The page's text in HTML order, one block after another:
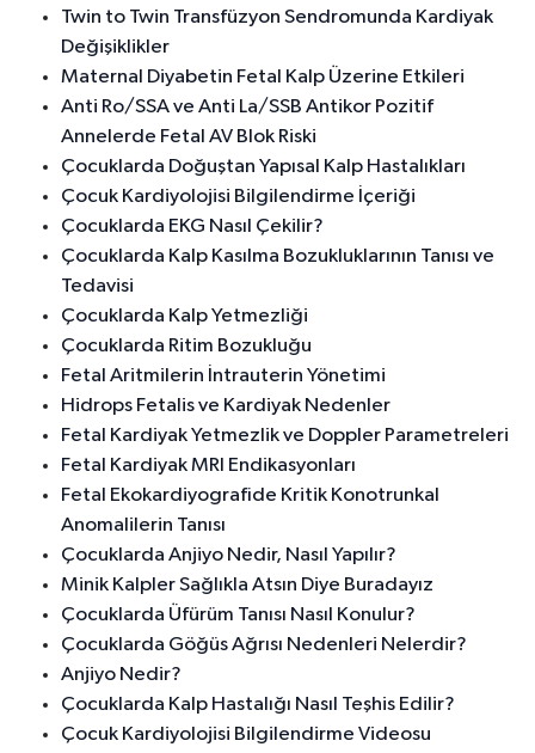
Twin to Twin Transfüzyon Sendromunda Kardiyak
Değişiklikler
Maternal Diyabetin Fetal Kalp Üzerine Etkileri
Anti Ro/SSA ve Anti La/SSB Antikor Pozitif
Annelerde Fetal AV Blok Riski
Çocuklarda Doğuştan Yapısal Kalp Hastalıkları
Çocuk Kardiyolojisi Bilgilendirme İçeriği
Çocuklarda EKG Nasıl Çekilir?
Çocuklarda Kalp Kasılma Bozukluklarının Tanısı ve
Tedavisi
Çocuklarda Kalp Yetmezliği
Çocuklarda Ritim Bozukluğu
Fetal Aritmilerin İntrauterin Yönetimi
Hidrops Fetalis ve Kardiyak Nedenler
Fetal Kardiyak Yetmezlik ve Doppler Parametreleri
Fetal Kardiyak MRI Endikasyonları
Fetal Ekokardiyografide Kritik Konotrunkal
Anomalilerin Tanısı
Çocuklarda Anjiyo Nedir, Nasıl Yapılır?
Minik Kalpler Sağlıkla Atsın Diye Buradayız
Çocuklarda Üfürüm Tanısı Nasıl Konulur?
Çocuklarda Göğüs Ağrısı Nedenleri Nelerdir?
Anjiyo Nedir?
Çocuklarda Kalp Hastalığı Nasıl Teşhis Edilir?
Çocuk Kardiyolojisi Bilgilendirme Videosu